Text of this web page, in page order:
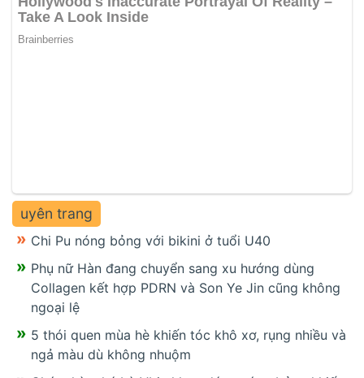
uyên trang
Chi Pu nóng bỏng với bikini ở tuổi U40
Phụ nữ Hàn đang chuyển sang xu hướng dùng
Collagen kết hợp PDRN và Son Ye Jin cũng không
ngoại lệ
5 thói quen mùa hè khiến tóc khô xơ, rụng nhiều và
ngả màu dù không nhuộm